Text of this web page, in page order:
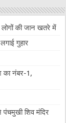
की जान खतरे में
गुहार
का नंबर-1,
शिव मंदिर